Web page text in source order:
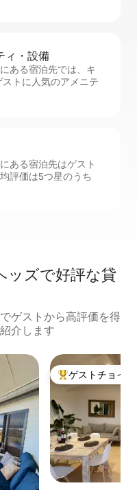
ィ・設⁠備
ある宿泊先では、キ
トに人気のアメニテ
ある宿泊先はゲスト
評価は5つ星のうち
ッズで好評な貸
ゲストから高評価を得
介します
大好評のゲスト
ゲストチョイス